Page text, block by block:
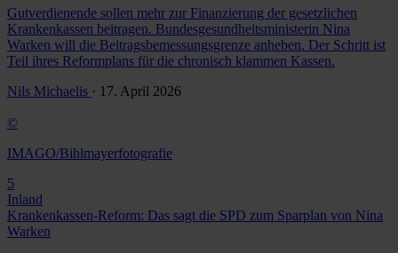
Gutverdienende sollen mehr zur Finanzierung der gesetzlichen
Krankenkassen beitragen. Bundesgesundheitsministerin Nina
Warken will die Beitragsbemessungsgrenze anheben. Der Schritt ist
Teil ihres Reformplans für die chronisch klammen Kassen.
Nils Michaelis · 17. April 2026
©
IMAGO/Bihlmayerfotografie
5
Inland
Krankenkassen-Reform: Das sagt die SPD zum Sparplan von Nina
Warken